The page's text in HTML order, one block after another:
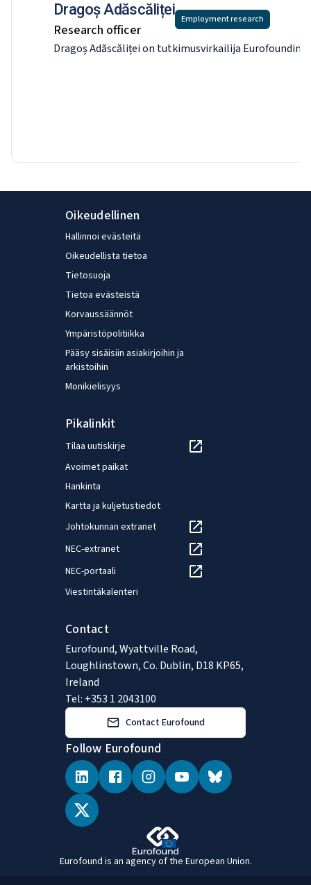
Dragoș Adăscăliței
Research officer
Employment research
Dragoș Adăscăliței on tutkimusvirkailija
Oikeudellinen
Hallinnoi evästeitä
Oikeudellista tietoa
Tietosuoja
Tietoa evästeistä
Korvaussäännöt
Ympäristöpolitiikka
Pääsy sisäisiin asiakirjoihin ja
arkistoihin
Monikielisyys
Pikalinkit
Tilaa uutiskirje
Avoimet paikat
Hankinta
Kartta ja kuljetustiedot
Johtokunnan extranet
NEC-extranet
NEC-portaali
Viestintäkalenteri
Contact
Eurofound, Wyattville Road,
Loughlinstown, Co. Dublin, D18 KP65,
Ireland
Tel: +353 1 2043100
Contact Eurofound
Follow Eurofound
Eurofound is an agency of the European Union.